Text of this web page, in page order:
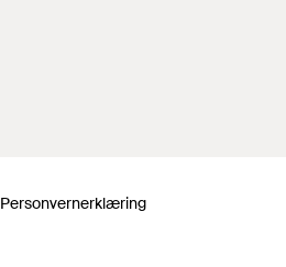
Personvernerklæring